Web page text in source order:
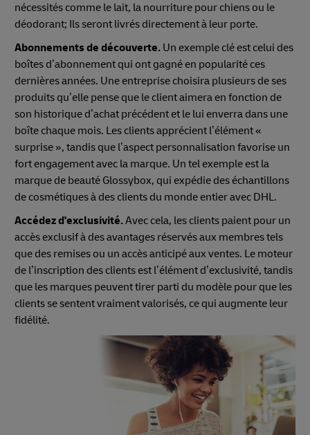
nécessités comme le lait, la nourriture pour chiens ou le
déodorant; Ils seront livrés directement à leur porte.
Abonnements de découverte. Un exemple clé est celui des
boîtes d’abonnement qui ont gagné en popularité ces
dernières années. Une entreprise choisira plusieurs de ses
produits qu’elle pense que le client aimera en fonction de
son historique d’achat précédent et le lui enverra dans une
boîte chaque mois. Les clients apprécient l’élément «
surprise », tandis que l’aspect personnalisation favorise un
fort engagement avec la marque. Un tel exemple est la
marque de beauté Glossybox, qui expédie des échantillons
de cosmétiques à des clients du monde entier avec DHL.
Accédez d'exclusivité.Avec cela, les clients paient pour un
accès exclusif à des avantages réservés aux membres tels
que des remises ou un accès anticipé aux ventes. Le moteur
de l’inscription des clients est l’élément d’exclusivité, tandis
que les marques peuvent tirer parti du modèle pour que les
clients se sentent vraiment valorisés, ce qui augmente leur
fidélité.